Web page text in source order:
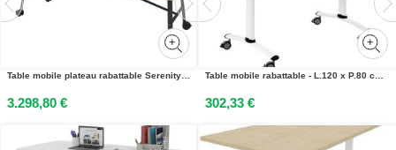
Table mobile plateau rabattable Serenity 240 x 120 cm Orme Blanchi – Pied Noir
3.298,80 €
Table mobile rabattable - L.120 x P.80 cm - Plateau Hêtre - Pieds Blanc
302,33 €